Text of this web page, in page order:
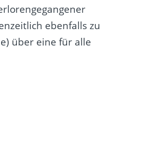
ebenfalls zu
über eine für alle